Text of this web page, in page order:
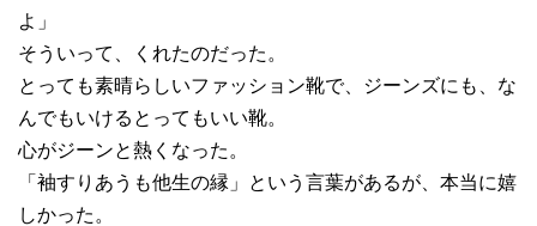
よ」
そういって、くれたのだった。
とっても素晴らしいファッション靴で、ジーンズにも、な
んでもいけるとってもいい靴。
心がジーンと熱くなった。
「袖すりあうも他生の縁」という言葉があるが、本当に嬉
しかった。